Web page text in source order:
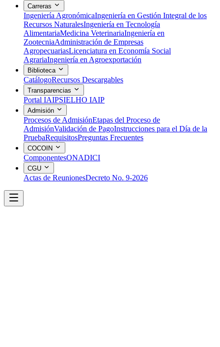
Carreras
Ingeniería AgronómicaIngeniería en Gestión Integral de los
Recursos NaturalesIngeniería en Tecnología
AlimentariaMedicina VeterinariaIngeniería en
ZootecniaAdministración de Empresas
AgropecuariasLicenciatura en Economía Social
AgrariaIngeniería en Agroexportación
Biblioteca
CatálogoRecursos Descargables
Transparencias
Portal IAIPSIELHO IAIP
Admisión
Procesos de AdmisiónEtapas del Proceso de
AdmisiónValidación de PagoInstrucciones para el Día de la
PruebaRequisitosPreguntas Frecuentes
COCOIN
ComponentesONADICI
CGU
Actas de ReunionesDecreto No. 9-2026